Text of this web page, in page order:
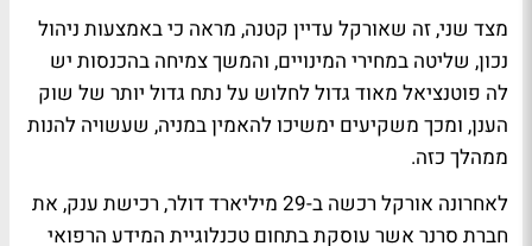
מצד שני, זה שאורקל עדיין קטנה, מראה כי באמצעות ניהול
נכון, שליטה במחירי המינויים, והמשך צמיחה בהכנסות יש
לה פוטנציאל מאוד גדול לחלוש על נתח גדול יותר של שוק
הענן, ומכך משקיעים ימשיכו להאמין במניה, שעשויה להנות
ממהלך כזה.
לאחרונה אורקל רכשה ב-29 מיליארד דולר, רכישת ענק, את
חברת סרנר אשר עוסקת בתחום טכנלוגיית המידע הרפואי